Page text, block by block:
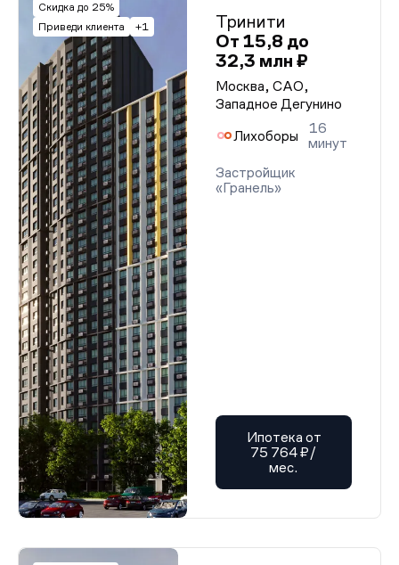
Скидка до 25%
Приведи клиента
+1
Тринити
От 15,8 до
32,3 млн ₽
Москва, САО,
Западное Дегунино
Лихоборы
16
минут
Застройщик
«Гранель»
Ипотека от
75 764 ₽/
мес.